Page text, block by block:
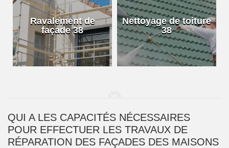
Ravalement de
façade 38
Nettoyage de toiture
38
QUI A LES CAPACITÉS NÉCESSAIRES
POUR EFFECTUER LES TRAVAUX DE
RÉPARATION DES FAÇADES DES MAISONS